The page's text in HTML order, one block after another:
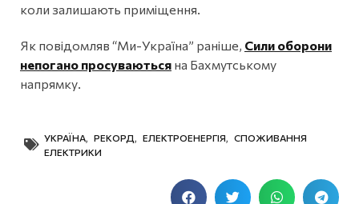
коли залишають приміщення.
Як повідомляв “Ми-Україна” раніше, Сили оборони
непогано просуваються на Бахмутському
напрямку.
УКРАЇНА РЕКОРД ЕЛЕКТРОЕНЕРГІЯ
СПОЖИВАННЯ
ЕЛЕКТРИКИ